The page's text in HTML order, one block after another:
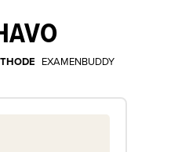
EXAMENBUDDY